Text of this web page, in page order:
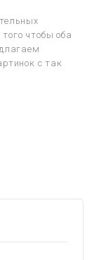
чтобы оба
с так